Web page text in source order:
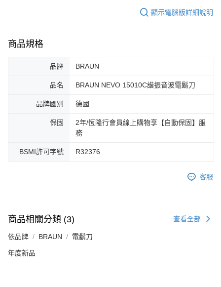
顯示電腦版詳細說明
商品規格
品牌 BRAUN
品名 BRAUN NEVO 15010C諧振音波電鬍刀
品牌國別 德國
保固
2年/恆隆行會員線上購物享【自動保固】服
務
BSMI許可字號 R32376
客服
商品相關分類 (3) 查看全部
依品牌 BRAUN 電鬍刀
年度新品